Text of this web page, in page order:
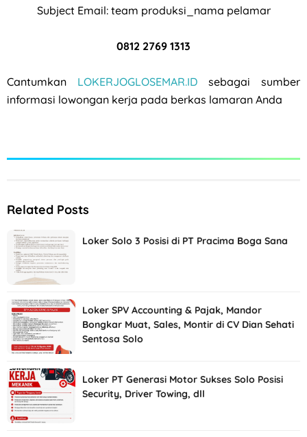
Subject Email: team produksi_nama pelamar
0812 2769 1313
Cantumkan LOKERJOGLOSEMAR.ID sebagai sumber
informasi lowongan kerja pada berkas lamaran Anda
Related Posts
Loker Solo 3 Posisi di PT Pracima Boga Sana
Loker SPV Accounting & Pajak, Mandor
Bongkar Muat, Sales, Montir di CV Dian Sehati
Sentosa Solo
Loker PT Generasi Motor Sukses Solo Posisi
Security, Driver Towing, dll